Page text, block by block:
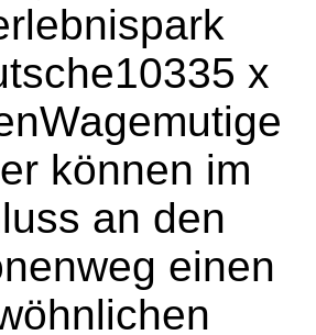
10335 x
Wagemutige
können im
an den
einen